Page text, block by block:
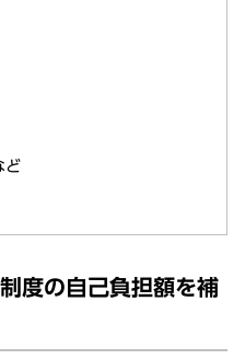
ど
度の自己負担額を補